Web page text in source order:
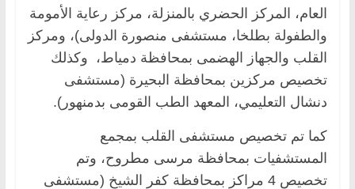
العام، المركز الحضري بالمنزلة، مركز رعاية الأمومة
والطفولة بطلخا، مستشفى منصورة الدولى)، ومركز
القلب والجهاز الهضمى بمحافظة دمياط، وكذلك
تخصيص مركزين بمحافظة البحيرة (مستشفى
دنشال التعليمي، المعهد الطب القومى بدمنهور).
كما تم تخصيص مستشفى القلب بمجمع
المستشفيات بمحافظة مرسى مطروح، وتم
تخصيص 4 مراكز بمحافظة كفر الشيخ (مستشفى